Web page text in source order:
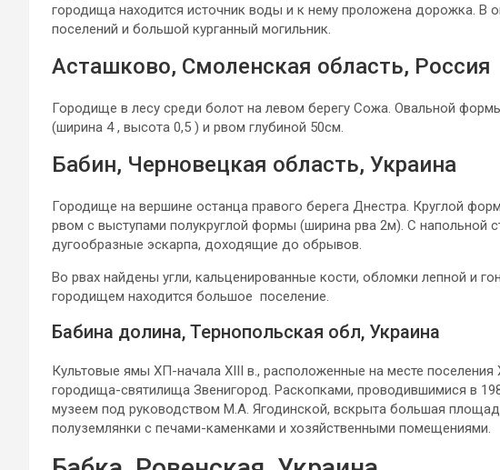
городища находится источник воды и к нему проложена дорожка. В
поселений и большой курганный могильник.
Асташково, Смоленская область, Россия
Городище в лесу среди болот на левом берегу Сожа. Овальной
(ширина 4 , высота 0,5 ) и рвом глубиной 50см.
Бабин, Черновецкая область, Украина
Городище на вершине останца правого берега Днестра. Круглой
рвом с выступами полукруглой формы (ширина рва 2м). С напольной
дугообразные эскарпа, доходящие до обрывов.
Во рвах найдены угли, кальценированные кости, обломки лепной и
городищем находится большое поселение.
Бабина долина, Тернопольская обл, Украина
Культовые ямы ХП-начала XIII в., расположенные на месте поселения
городища-святилища Звенигород. Раскопками, проводившимися в
музеем под руководством М.А. Ягодинской, вскрыта большая
полуземлянки с печами-каменками и хозяйственными помещениями.